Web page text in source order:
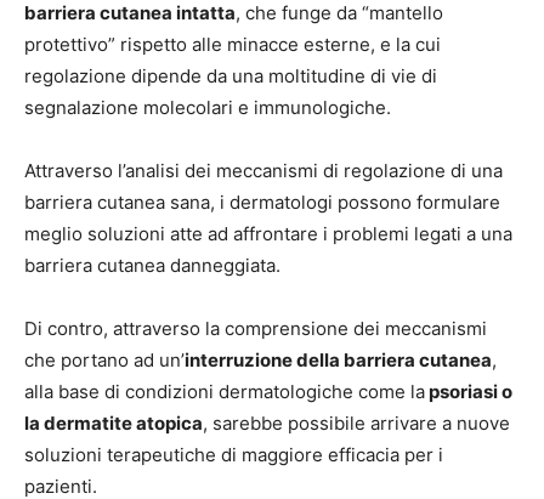
barriera cutanea intatta, che funge da “mantello
protettivo” rispetto alle minacce esterne, e la cui
regolazione dipende da una moltitudine di vie di
segnalazione molecolari e immunologiche.
Attraverso l’analisi dei meccanismi di regolazione di una
barriera cutanea sana, i dermatologi possono formulare
meglio soluzioni atte ad affrontare i problemi legati a una
barriera cutanea danneggiata.
Di contro, attraverso la comprensione dei meccanismi
che portano ad un’interruzione della barriera cutanea,
alla base di condizioni dermatologiche come lapsoriasi o
la dermatite atopica, sarebbe possibile arrivare a nuove
soluzioni terapeutiche di maggiore efficacia per i
pazienti.